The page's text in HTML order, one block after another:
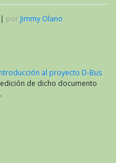
| por Jimmy Olano
al proyecto D-Bus
de dicho documento